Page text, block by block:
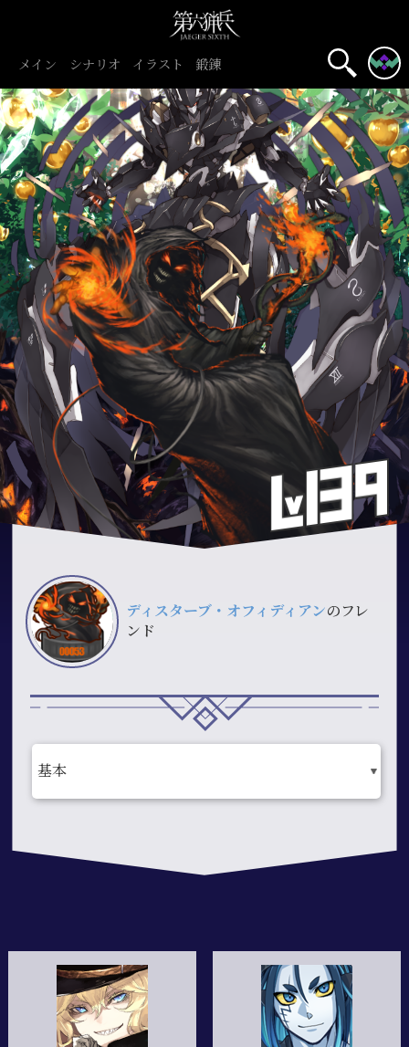
メイン シナリオ イラスト 鍛錬
ディスターブ・オフィディアンのフレ
ンド